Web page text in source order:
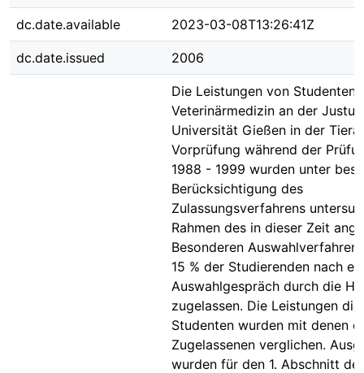
dc.date.available 2023-03-08T13:26:41Z
dc.date.issued 2006
Die Leistungen von Studenten
Veterinärmedizin an der
Universität Gießen in der
Vorprüfung während der
1988 - 1999 wurden unter
Berücksichtigung des
Zulassungsverfahrens
Rahmen des in dieser Zeit
Besonderen
15 % der Studierenden nach
Auswahlgespräch durch die
zugelassen. Die Leistungen
Studenten wurden mit denen
Zugelassenen verglichen.
wurden für den 1. Abschnitt der